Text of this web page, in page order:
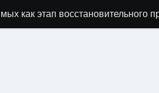
как этап восстановительного